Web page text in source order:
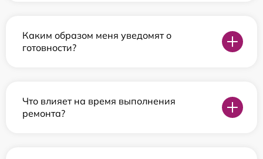
Каким образом меня уведомят о
готовности?
Что влияет на время выполнения
ремонта?